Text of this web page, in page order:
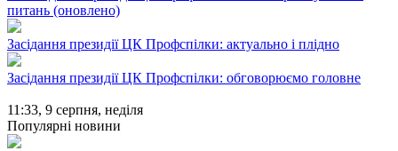
питань (оновлено)
Засідання президії ЦК Профспілки: актуально і плідно
Засідання президії ЦК Профспілки: обговорюємо головне
11:33, 9 серпня, неділя
Популярні новини